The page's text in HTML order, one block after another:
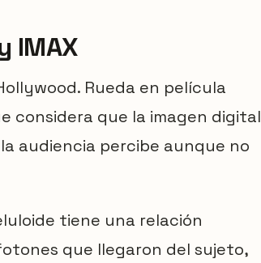
IMAX
Rueda en película
considera que la imagen digital
audiencia percibe aunque no
tiene una relación
que llegaron del sujeto,